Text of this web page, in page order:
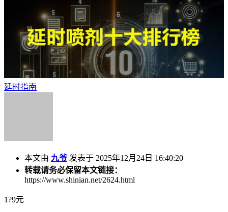
延时指南
本文由 九爷发表于 2025年12月24日 16:40:20
转载请务必保留本文链接：
https://www.shinian.net/2624.html
1?9元